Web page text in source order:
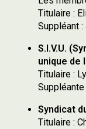
Titulaire :
Suppléant :
S.I.V.U.
unique de
Titulaire :
Suppléante
Syndicat
Titulaire :